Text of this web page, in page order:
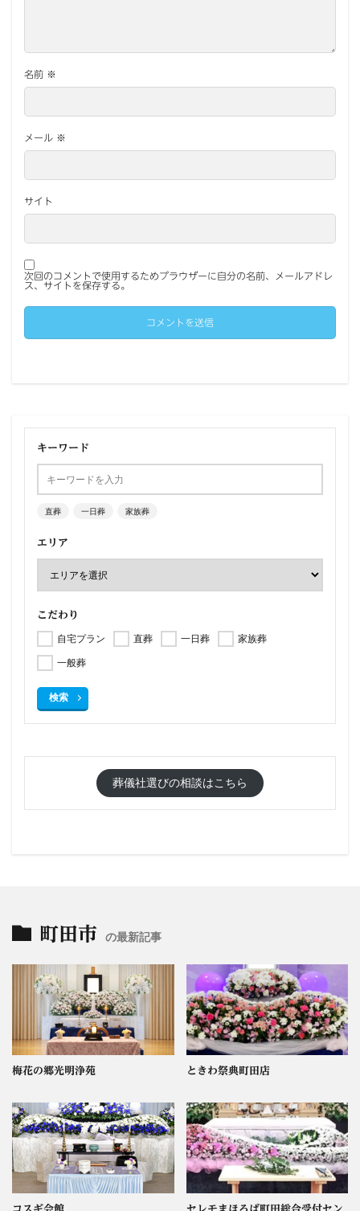
名前 ※
メール ※
サイト
次回のコメントで使用するためブラウザーに自分の名前、メールアドレ
ス、サイトを保存する。
キーワード
直葬 一日葬 家族葬
エリア
こだわり
自宅プラン 直葬 一日葬
家族葬
一般葬
検索
葬儀社選びの相談はこちら
町田市 の最新記事
梅花の郷光明浄苑 ときわ祭典町田店